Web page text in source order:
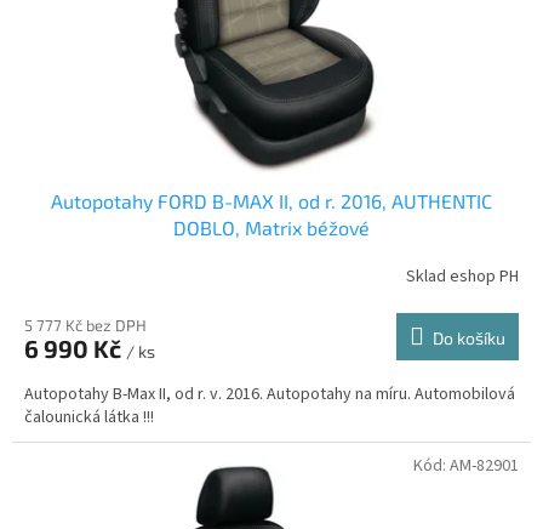
Autopotahy FORD B-MAX II, od r. 2016, AUTHENTIC
DOBLO, Matrix béžové
Sklad eshop PH
5 777 Kč bez DPH
6 990 Kč / ks
Do košíku
Autopotahy B-Max II, od r. v. 2016. Autopotahy na míru. Automobilová
čalounická látka !!!
Kód: AM-82901